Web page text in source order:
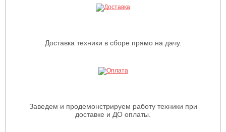
Доставка техники в сборе прямо на дачу.
Заведем и продемонстрируем работу техники при
доставке и ДО оплаты.